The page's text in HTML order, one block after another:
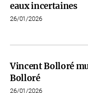
eaux incertaines
26/01/2026
Vincent Bolloré
Bolloré
26/01/2026